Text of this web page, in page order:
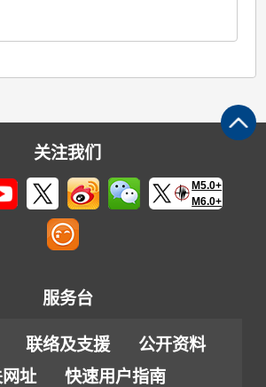
关注我们
M5.0+
M6.0+
服务台
联络及支援
公开资料
址
快速用户指南